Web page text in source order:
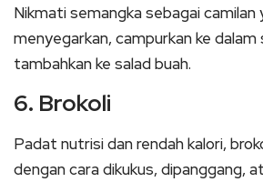
Nikmati semangka sebagai camilan
menyegarkan, campurkan ke
tambahkan ke salad buah.
6. Brokoli
Padat nutrisi dan rendah kalori,
dengan cara dikukus, dipanggang,